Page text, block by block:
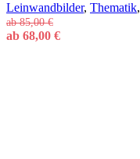
Leinwandbilder, Thematik,
ab85,00€
ab 68,00 €